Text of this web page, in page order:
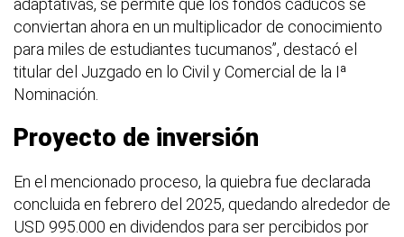
adaptativas, se permite que los fondos caducos se
conviertan ahora en un multiplicador de conocimiento
para miles de estudiantes tucumanos”, destacó el
titular del Juzgado en lo Civil y Comercial de la Iª
Nominación.
Proyecto de inversión
En el mencionado proceso, la quiebra fue declarada
concluida en febrero del 2025, quedando alrededor de
USD 995.000 en dividendos para ser percibidos por